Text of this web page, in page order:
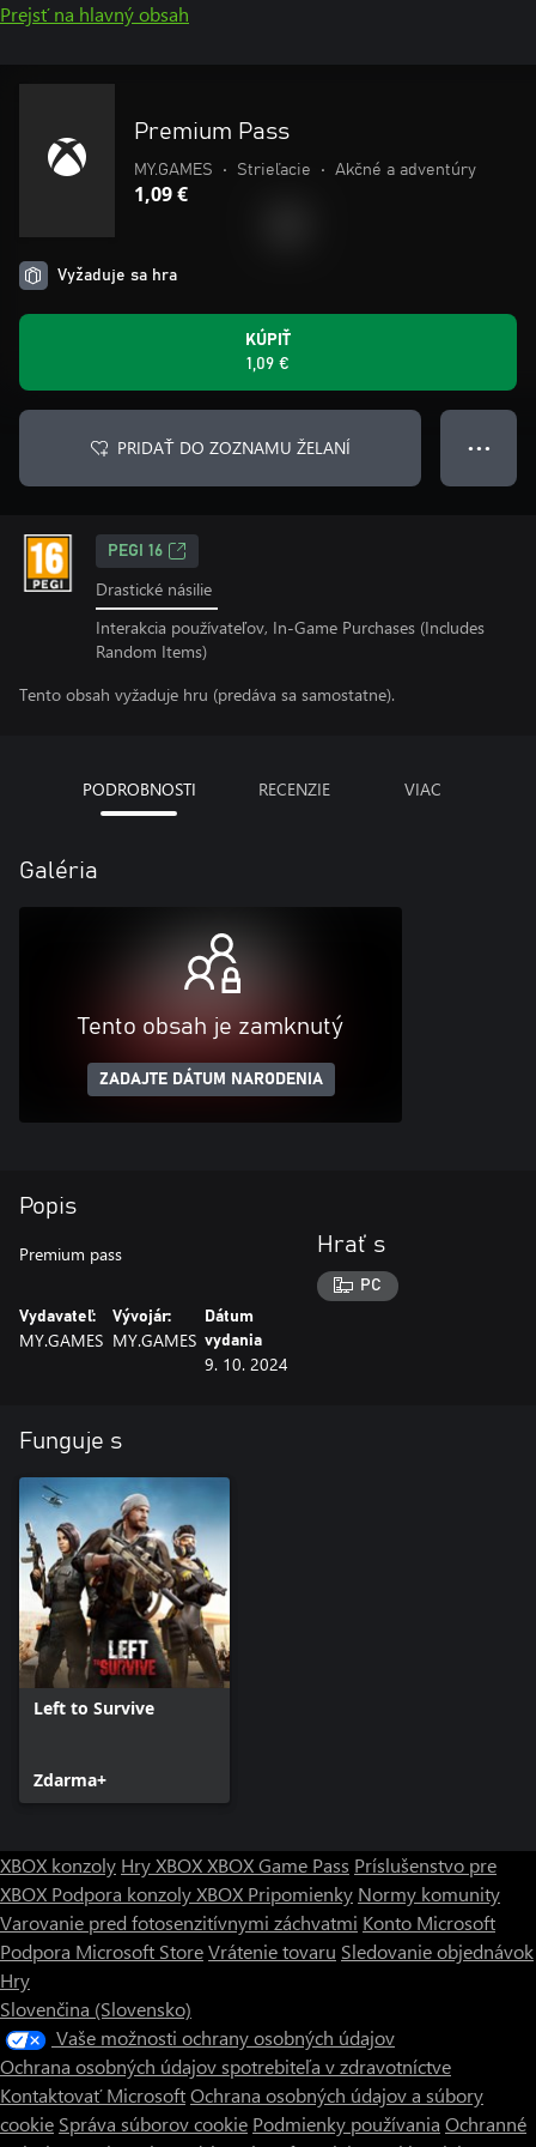
Prejsť na hlavný obsah
Premium Pass
MY.GAMES • Strieľacie • Akčné a adventúry
1,09 €
Vyžaduje sa hra
KÚPIŤ
1,09 €
PRIDAŤ DO ZOZNAMU ŽELANÍ ● ● ●
PEGI 16
Drastické násilie
Interakcia používateľov, In-Game Purchases (Includes
Random Items)
Tento obsah vyžaduje hru (predáva sa samostatne).
PODROBNOSTI RECENZIE VIAC
Galéria
Tento obsah je zamknutý
ZADAJTE DÁTUM NARODENIA
Popis
Premium pass
Vydavateľ:
MY.GAMES
Vývojár:
MY.GAMES
Dátum
vydania
9. 10. 2024
Hrať s
PC
Funguje s
Left to Survive
Zdarma+
XBOX konzoly Hry XBOXXBOX Game Pass Príslušenstvo pre
XBOX Podpora konzoly XBOX Pripomienky Normy komunity
Varovanie pred fotosenzitívnymi záchvatmi Konto Microsoft
Podpora Microsoft StoreVrátenie tovaru Sledovanie objednávok
Hry
Slovenčina (Slovensko)
Vaše možnosti ochrany osobných údajov
Ochrana osobných údajov spotrebiteľa v zdravotníctve
Kontaktovať MicrosoftOchrana osobných údajov a súbory
cookie Správa súborov cookie Podmienky používania Ochranné